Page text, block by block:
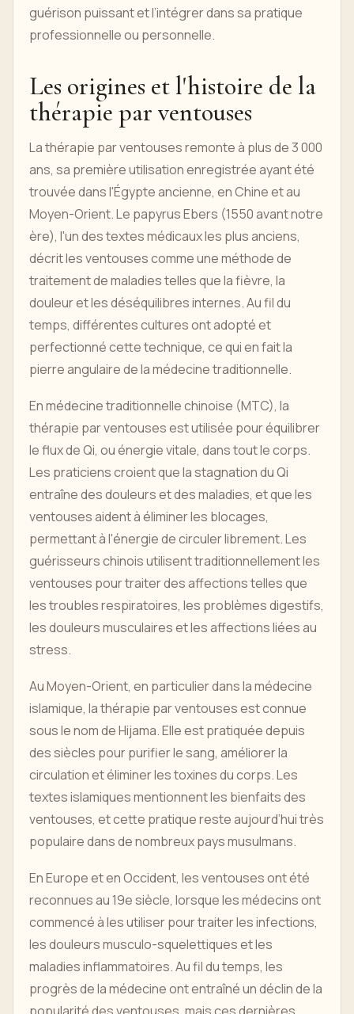
guérison puissant et l’intégrer dans sa pratique
professionnelle ou personnelle.
Les origines et l'histoire de la
thérapie par ventouses
La thérapie par ventouses remonte à plus de 3 000
ans, sa première utilisation enregistrée ayant été
trouvée dans l'Égypte ancienne, en Chine et au
Moyen-Orient. Le papyrus Ebers (1550 avant notre
ère), l'un des textes médicaux les plus anciens,
décrit les ventouses comme une méthode de
traitement de maladies telles que la fièvre, la
douleur et les déséquilibres internes. Au fil du
temps, différentes cultures ont adopté et
perfectionné cette technique, ce qui en fait la
pierre angulaire de la médecine traditionnelle.
En médecine traditionnelle chinoise (MTC), la
thérapie par ventouses est utilisée pour équilibrer
le flux de Qi, ou énergie vitale, dans tout le corps.
Les praticiens croient que la stagnation du Qi
entraîne des douleurs et des maladies, et que les
ventouses aident à éliminer les blocages,
permettant à l'énergie de circuler librement. Les
guérisseurs chinois utilisent traditionnellement les
ventouses pour traiter des affections telles que
les troubles respiratoires, les problèmes digestifs,
les douleurs musculaires et les affections liées au
stress.
Au Moyen-Orient, en particulier dans la médecine
islamique, la thérapie par ventouses est connue
sous le nom de Hijama. Elle est pratiquée depuis
des siècles pour purifier le sang, améliorer la
circulation et éliminer les toxines du corps. Les
textes islamiques mentionnent les bienfaits des
ventouses, et cette pratique reste aujourd’hui très
populaire dans de nombreux pays musulmans.
En Europe et en Occident, les ventouses ont été
reconnues au 19e siècle, lorsque les médecins ont
commencé à les utiliser pour traiter les infections,
les douleurs musculo-squelettiques et les
maladies inflammatoires. Au fil du temps, les
progrès de la médecine ont entraîné un déclin de la